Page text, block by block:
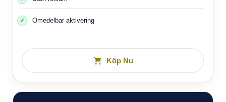
Omedelbar aktivering
Köp Nu